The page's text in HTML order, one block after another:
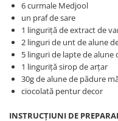
6 curmale Medjool
un praf de sare
1 linguriță de extract de
2 linguri de unt de alune
5 linguri de lapte de alune
1 linguriță sirop de arțar
30g de alune de pădure
ciocolată pentur decor
INSTRUCȚIUNI DE